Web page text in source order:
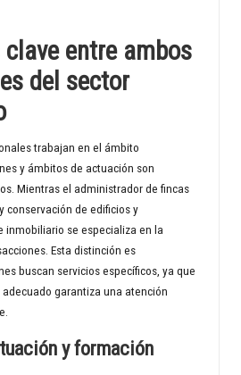
entre ambos
del sector
trabajan en el ámbito
y ámbitos de actuación son
Mientras el administrador de fincas
conservación de edificios y
inmobiliario se especializa en la
Esta distinción es
buscan servicios específicos, ya que
garantiza una atención
y formación